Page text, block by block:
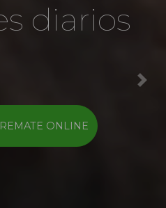
diarios
ONLINE